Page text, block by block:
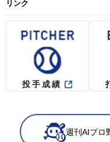
リンク
投手成績
週刊AIプロ